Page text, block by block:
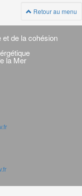
Retour au menu
et de la cohésion
la Mer